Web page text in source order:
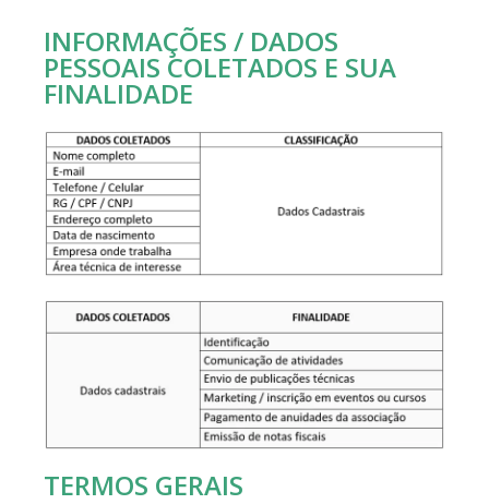
INFORMAÇÕES / DADOS
PESSOAIS COLETADOS E SUA
FINALIDADE
TERMOS GERAIS